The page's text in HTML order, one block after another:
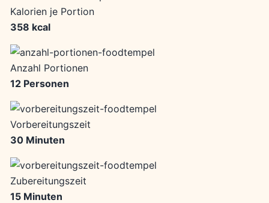
Kalorien je Portion
358 kcal
Anzahl Portionen
12 Personen
Vorbereitungszeit
30 Minuten
Zubereitungszeit
15 Minuten